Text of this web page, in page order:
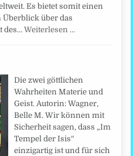
Es bietet somit einen
über das
des…Weiterlesen …
Die zwei göttlichen
Wahrheiten Materie und
Geist. Autorin: Wagner,
Belle M. Wir können mit
Sicherheit sagen, dass „Im
Tempel der Isis“
einzigartig ist und für sich